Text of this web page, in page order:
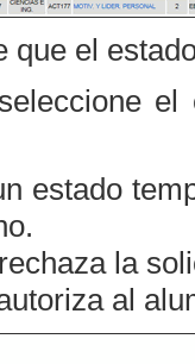
que el
estado
la
al